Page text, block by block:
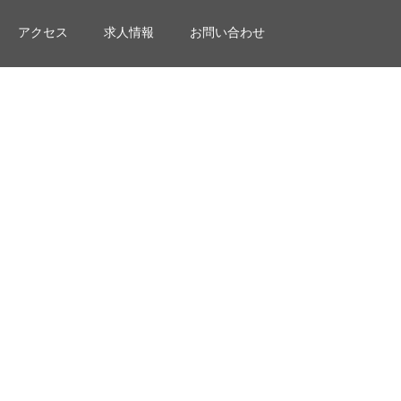
アクセス 求人情報 お問い合わせ